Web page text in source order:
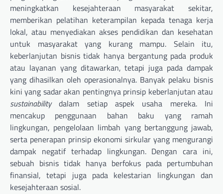
meningkatkan kesejahteraan masyarakat sekitar,
memberikan pelatihan keterampilan kepada tenaga kerja
lokal, atau menyediakan akses pendidikan dan kesehatan
untuk masyarakat yang kurang mampu. Selain itu,
keberlanjutan bisnis tidak hanya bergantung pada produk
atau layanan yang ditawarkan, tetapi juga pada dampak
yang dihasilkan oleh operasionalnya. Banyak pelaku bisnis
kini yang sadar akan pentingnya prinsip keberlanjutan atau
sustainabilitydalam setiap aspek usaha mereka. Ini
mencakup penggunaan bahan baku yang ramah
lingkungan, pengelolaan limbah yang bertanggung jawab,
serta penerapan prinsip ekonomi sirkular yang mengurangi
dampak negatif terhadap lingkungan. Dengan cara ini,
sebuah bisnis tidak hanya berfokus pada pertumbuhan
finansial, tetapi juga pada kelestarian lingkungan dan
kesejahteraan sosial.